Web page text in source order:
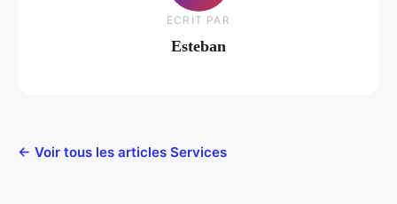
ECRIT PAR
Esteban
← Voir tous les articles Services